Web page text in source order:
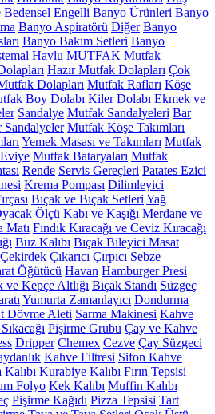
Bedensel Engelli Banyo Ürünleri Banyo
Banyo Aspiratörü Diğer Banyo
Banyo Bakım Setleri Banyo
Havlu MUTFAK Mutfak
Hazır Mutfak Dolapları Çok
Dolapları Mutfak Rafları Köşe
Boy Dolabı Kiler Dolabı Ekmek ve
Sandalye Mutfak Sandalyeleri Bar
Sandalyeler Mutfak Köşe Takımları
Yemek Masası ve Takımları Mutfak
Eviye Mutfak Bataryaları Mutfak
Rende Servis Gereçleri Patates Ezici
Krema Pompası Dilimleyici
Bıçak ve Bıçak Setleri Yağ
Ölçü Kabı ve Kaşığı Merdane ve
Matı Fındık Kıracağı ve Ceviz Kıracağı
Buz Kalıbı Bıçak Bileyici Masat
Çekirdek Çıkarıcı Çırpıcı Sebze
Öğütücü Havan Hamburger Presi
ve Kepçe Altlığı Bıçak Standı Süzgeç
Yumurta Zamanlayıcı Dondurma
Dövme Aleti Sarma Makinesi Kahve
Pişirme Grubu Çay ve Kahve
Dripper Chemex Cezve Çay Süzgeci
Kahve Filtresi Sifon Kahve
Kalıbı Kurabiye Kalıbı Fırın Tepsisi
Folyo Kek Kalıbı Muffin Kalıbı
Pişirme Kağıdı Pizza Tepsisi Tart